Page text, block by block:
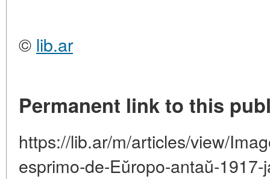
© lib.ar
Permanent link to this
https://lib.ar/m/articles/view/
esprimo-de-Eŭropo-antaŭ-1917-